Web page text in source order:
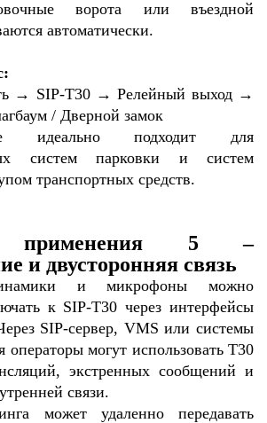
ворота или въездной
автоматически.
→ SIP-T30 → Релейный выход →
/ Дверной замок
идеально подходит для
систем парковки и систем
транспортных средств.
применения 5 –
и двусторонняя связь
и микрофоны можно
к SIP-T30 через интерфейсы
SIP-сервер, VMS или системы
операторы могут использовать T30
экстренных сообщений и
связи.
может удаленно передавать